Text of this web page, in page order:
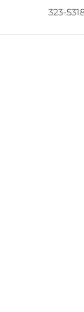
323-